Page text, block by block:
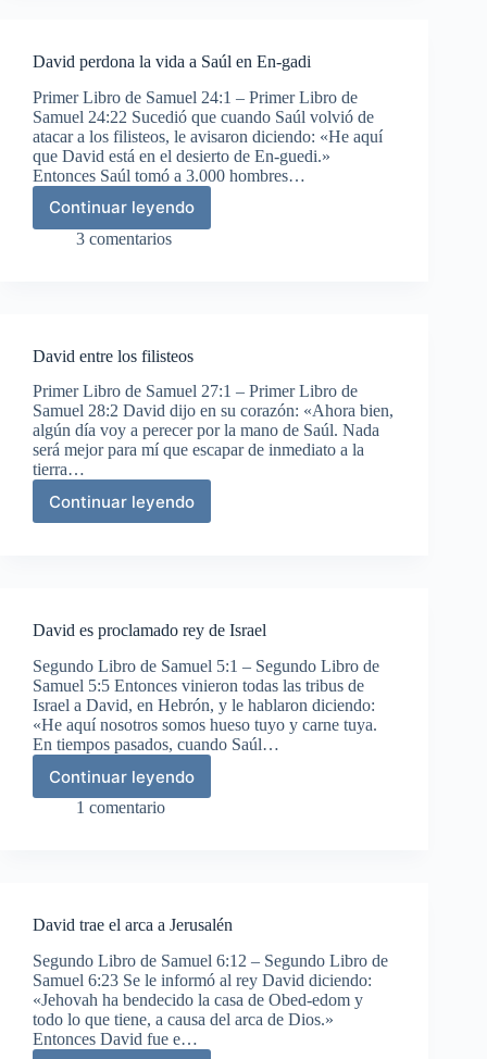
David perdona la vida a Saúl en En-gadi
Primer Libro de Samuel 24:1 – Primer Libro de
Samuel 24:22 Sucedió que cuando Saúl volvió de
atacar a los filisteos, le avisaron diciendo: «He aquí
que David está en el desierto de En-guedi.»
Entonces Saúl tomó a 3.000 hombres…
Continuar leyendo
David
perdona
En-
gadi
3 comentarios
David entre los filisteos
Primer Libro de Samuel 27:1 – Primer Libro de
Samuel 28:2 David dijo en su corazón: «Ahora bien,
algún día voy a perecer por la mano de Saúl. Nada
será mejor para mí que escapar de inmediato a la
tierra…
Continuar leyendo
David
David es proclamado rey de Israel
Segundo Libro de Samuel 5:1 – Segundo Libro de
Samuel 5:5 Entonces vinieron todas las tribus de
Israel a David, en Hebrón, y le hablaron diciendo:
«He aquí nosotros somos hueso tuyo y carne tuya.
En tiempos pasados, cuando Saúl…
Continuar leyendo
David
es
1 comentario
David trae el arca a Jerusalén
Segundo Libro de Samuel 6:12 – Segundo Libro de
Samuel 6:23 Se le informó al rey David diciendo:
«Jehovah ha bendecido la casa de Obed-edom y
todo lo que tiene, a causa del arca de Dios.»
Entonces David fue e…